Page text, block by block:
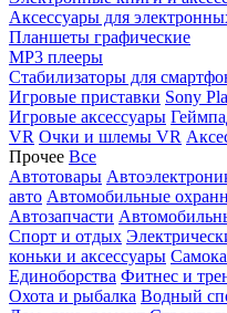
Аксессуары для
Планшеты графические
MP3 плееры
Стабилизаторы для
Игровые приставки Sony
Игровые аксессуары
VR Очки и шлемы VR
Прочее Все
Автотовары
авто Автомобильные
Автозапчасти
Спорт и отдых
коньки и аксессуары
Единоборства Фитнес и
Охота и рыбалка Водный